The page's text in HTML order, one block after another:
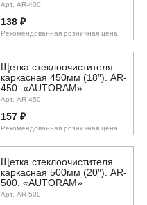
Арт. AR-400
138 ₽
Рекомендованная розничная цена
Щетка стеклоочистителя
каркасная 450мм (18″). AR-
450. «AUTORAM»
Арт. AR-450
157 ₽
Рекомендованная розничная цена
Щетка стеклоочистителя
каркасная 500мм (20″). AR-
500. «AUTORAM»
Арт. AR-500